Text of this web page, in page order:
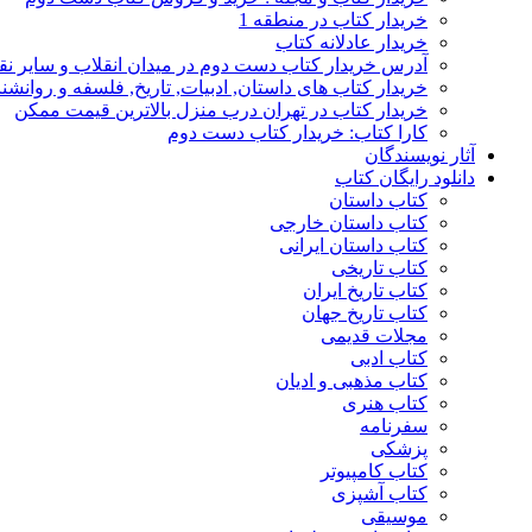
خریدار کتاب در منطقه 1
خریدار عادلانه کتاب
آدرس خریدار کتاب دست دوم در میدان انقلاب و سایر
خریدار کتاب های داستان, ادبیات, تاریخ, فلسفه و
خریدار کتاب در تهران درب منزل بالاترین قیمت ممکن
کارا کتاب: خریدار کتاب دست دوم
آثار نویسندگان
دانلود رایگان کتاب
کتاب داستان
کتاب داستان خارجی
کتاب داستان ایرانی
کتاب تاریخی
کتاب تاریخ ایران
کتاب تاریخ جهان
مجلات قدیمی
کتاب ادبی
کتاب مذهبی و ادیان
کتاب هنری
سفرنامه
پزشکی
کتاب کامپیوتر
کتاب آشپزی
موسیقی